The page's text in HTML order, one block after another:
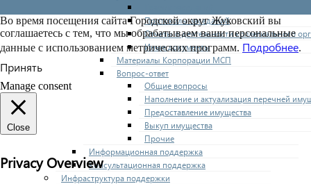
Протоколы заседаний
Отчеты о деятельности коллегиального
Иные документы
Материалы Корпорации МСП
Вопрос-ответ
Общие вопросы
Наполнение и актуализация перечней
Предоставление имущества
Выкуп имущества
Прочие
Информационная поддержка
Консультационная поддержка
Инфраструктура поддержки
Во время посещения сайта Городской округ Жуковский вы
соглашаетесь с тем, что мы обрабатываем ваши персональные
данные с использованием метрических программ. Подробнее.
Принять
Manage consent
Close
Privacy Overview